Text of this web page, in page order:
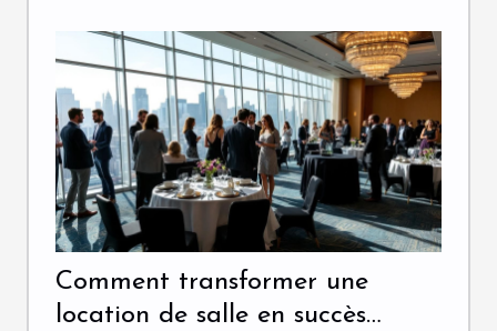
Comment transformer une
location de salle en succès